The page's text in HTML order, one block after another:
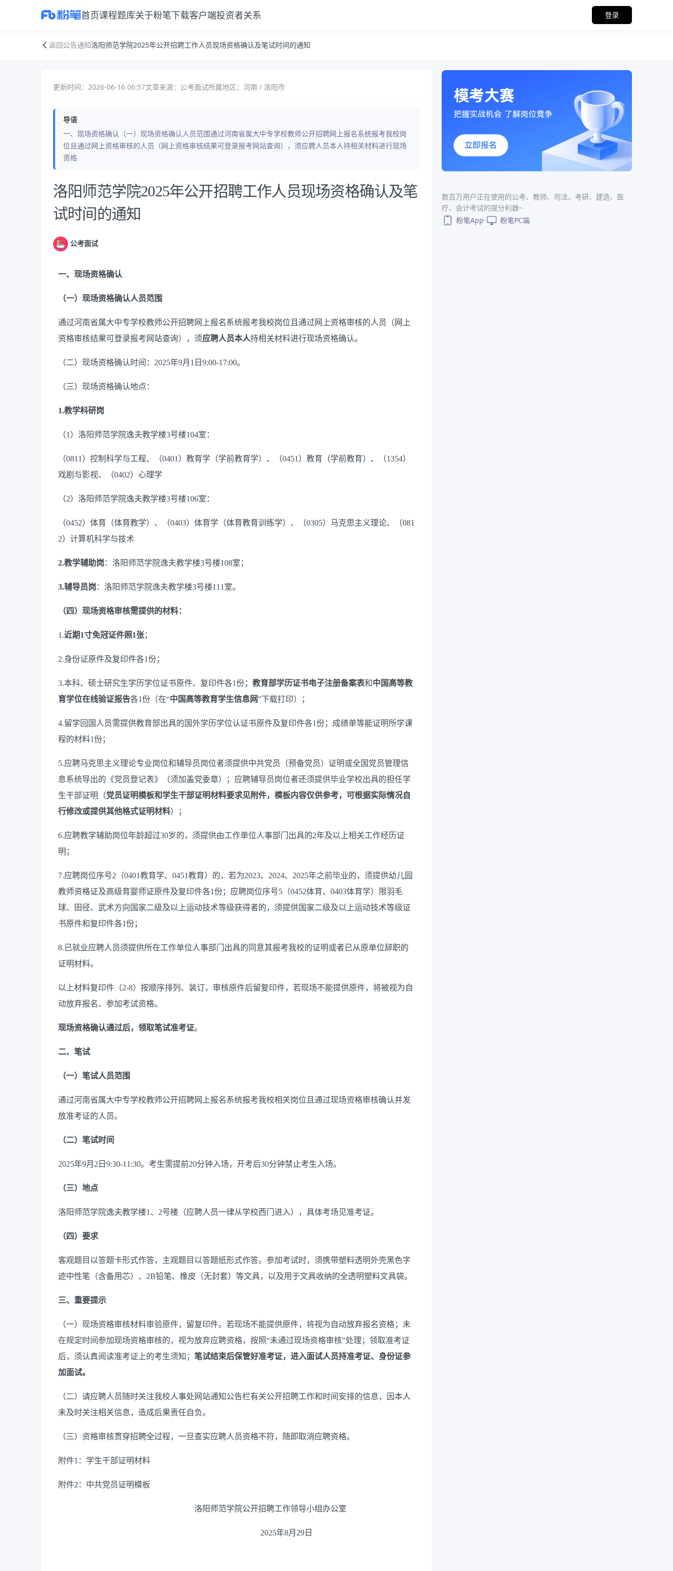
首页课程题库关于粉笔下载客户端投资者关系 登录
返回公告通知洛阳师范学院2025年公开招聘工作人员现场资格确认及笔试时间的通知
更新时间：2026-06-16 06:57文章来源：公考面试所属地区：河南 / 洛阳市
导语
一、现场资格确认（一）现场资格确认人员范围通过河南省属大中专学校教师公开招聘网上报名系统报考我校岗
位且通过网上资格审核的人员（网上资格审核结果可登录报考网站查询），须应聘人员本人持相关材料进行现场
资格
公告正文
洛阳师范学院2025年公开招聘工作人员现场资格确认及笔
试时间的通知
公考面试
一、现场资格确认
（一） 现场资格确认人员范围
通过河南省属大中专学校教师公开招聘网上报名系统报考我校岗位且通过网上资格审核的人员（网上
资格审核结果可登录报考网站查询），须应聘人员本人持相关材料进行现场资格确认。
（二） 现场资格确认时间： 2025年9月 1 日 9:00-1 7:00。
（三） 现场资格确认地点：
1.教学科研岗
（1 ） 洛阳师范学院逸夫教学楼3号楼104室 ：
（0811 ）控制科学与工程、（0401 ）教育学（学前教育学）、（0451 ）教育（学前教育）、（1354）
戏剧与影视、
（0402）心理学
（2） 洛阳师范学院逸夫教学楼3号楼106室 ：
（0452）体育（体育教学）、（0403）体育学（体育教育训练学）、（0305）马克思主义理论、（081
2）计算机科学与技术
2.教学辅助岗 ： 洛阳师范学院逸夫教学楼3号楼108室 ；
3.辅导员岗 ： 洛阳师范学院逸夫教学楼3号楼1 11 室。
（ 四） 现场资格审核需提供的材料：
1.近期1寸免冠证件照1张；
2.身份证原件及复印件各1份；
3.本科、硕士研究生学历学位证书原件、复印件各1份； 教育部学历证书电子注册备案表和中国高等教
育学位在线验证报告各1份（在“中国高等教育学生信息网”下载打印）；
4.留学回国人员需提供教育部出具的国外学历学位认证书原件及复印件各1份； 成绩单等能证明所学课
程的材料1份；
5.应聘马克思主义理论专业岗位和辅导员岗位者须提供中共党员 （预备党员） 证明或全国党员管理信
息系统导出的《党员登记表》（须加盖党委章） ； 应聘辅导员岗位者还须提供毕业学校出具的担任学
生干部证明
（党员证明模板和学生干部证明材料要求见附件，模板内容仅供参考， 可根据实际情况自
行修改或提供其他格式证明材料） ；
6.应聘教学辅助岗位年龄超过30岁的，须提供由工作单位人事部门出具的2年及以上相关工作经历证
明；
7.应聘岗位序号2 （0401教育学、 0451教育） 的，若为2023、 2024、 2025年之前毕业的，须提供幼儿园
教师资格证及高级育婴师证原件及复印件各1份； 应聘岗位序号5 （0452体育、 0403体育学） 限羽毛
球、田径、武术方向 国家二级及以上运动技术等级获得者的， 须提供国家二级及以上运动技术等级证
书原件和复印件各1份；
8.已就业应聘人员须提供所在工作单位人事部门出具的同意其报考我校的证明或者已从原单位辞职的
证明材料。
以上材料复印件 （2-8） 按顺序排列、装订，审核原件后留复印件，若现场不能提供原件，将被视为自
动放弃报名、参加考试资格。
现场资格确认通过后，领取笔试准考证。
二、笔试
（一） 笔试人员范围
通过河南省属大中专学校教师公开招聘网上报名系统报考我校相关岗位且通过现场资格审核确认并发
放准考证的人员。
（二） 笔试时间
2025年9月 2 日 9:30-1 1 :30。考生需提前20分钟入场，开考后30分钟禁止考生入场。
（三） 地点
洛阳师范学院逸夫教学楼1 、 2号楼 （应聘人员一律从学校西门进入） ， 具体考场见准考证。
（ 四） 要求
客观题 目 以答题卡形式作答， 主观题目以答题纸形式作答。 参加考试时，须携带塑料透明外壳黑色字
迹中性笔（含备用芯）、 2B铅笔、橡皮（无封套） 等文具，以及用于文具收纳的全透明塑料文具袋。
三、重要提示
（一） 现场资格审核材料审验原件，留复印件。若现场不能提供原件，将视为自动放弃报名资格；未
在规定时间参加现场资格审核的，视为放弃应聘资格，按照“未通过现场资格审核”处理；领取准考证
后，须认真阅读准考证上的考生须知； 笔试结束后保管好准考证，进入面试人员持准考证、身份证参
加面试。
（二） 请应聘人员随时关注我校人事处网站通知公告栏有关公开招聘工作和时间安排的信息， 因本人
未及时关注相关信息，造成后果责任自负。
（三） 资格审核贯穿招聘全过程，一旦查实应聘人员资格不符，随即取消应聘资格。
附件1 ：学生干部证明材料
附件2 ：中共党员证明模板
洛阳师范学院公开招聘工作领导小组办公室
2025年8月 29 日
数百万用户正在使用的公考、教师、司法、考研、建造、医
疗、会计考试的提分利器~
粉笔App
粉笔PC端